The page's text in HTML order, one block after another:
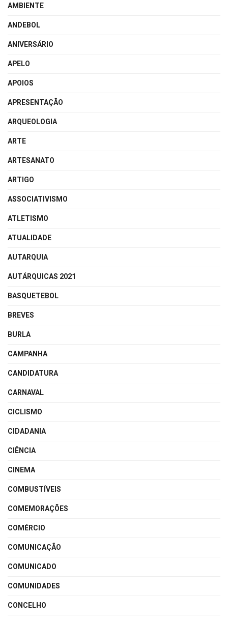
AMBIENTE
ANDEBOL
ANIVERSÁRIO
APELO
APOIOS
APRESENTAÇÃO
ARQUEOLOGIA
ARTE
ARTESANATO
ARTIGO
ASSOCIATIVISMO
ATLETISMO
ATUALIDADE
AUTARQUIA
AUTÁRQUICAS 2021
BASQUETEBOL
BREVES
BURLA
CAMPANHA
CANDIDATURA
CARNAVAL
CICLISMO
CIDADANIA
CIÊNCIA
CINEMA
COMBUSTÍVEIS
COMEMORAÇÕES
COMÉRCIO
COMUNICAÇÃO
COMUNICADO
COMUNIDADES
CONCELHO